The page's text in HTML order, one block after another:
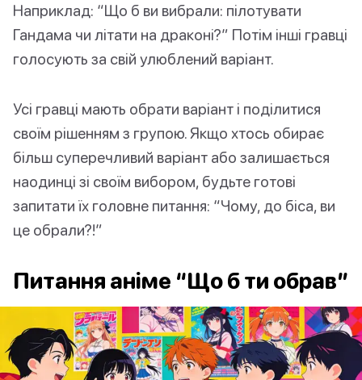
Наприклад: “Що б ви вибрали: пілотувати
Гандама чи літати на драконі?” Потім інші гравці
голосують за свій улюблений варіант.
Усі гравці мають обрати варіант і поділитися
своїм рішенням з групою. Якщо хтось обирає
більш суперечливий варіант або залишається
наодинці зі своїм вибором, будьте готові
запитати їх головне питання: “Чому, до біса, ви
це обрали?!”
Питання аніме “Що б ти обрав”